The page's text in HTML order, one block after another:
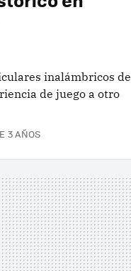
inalámbricos de
de juego a otro
3 AÑOS